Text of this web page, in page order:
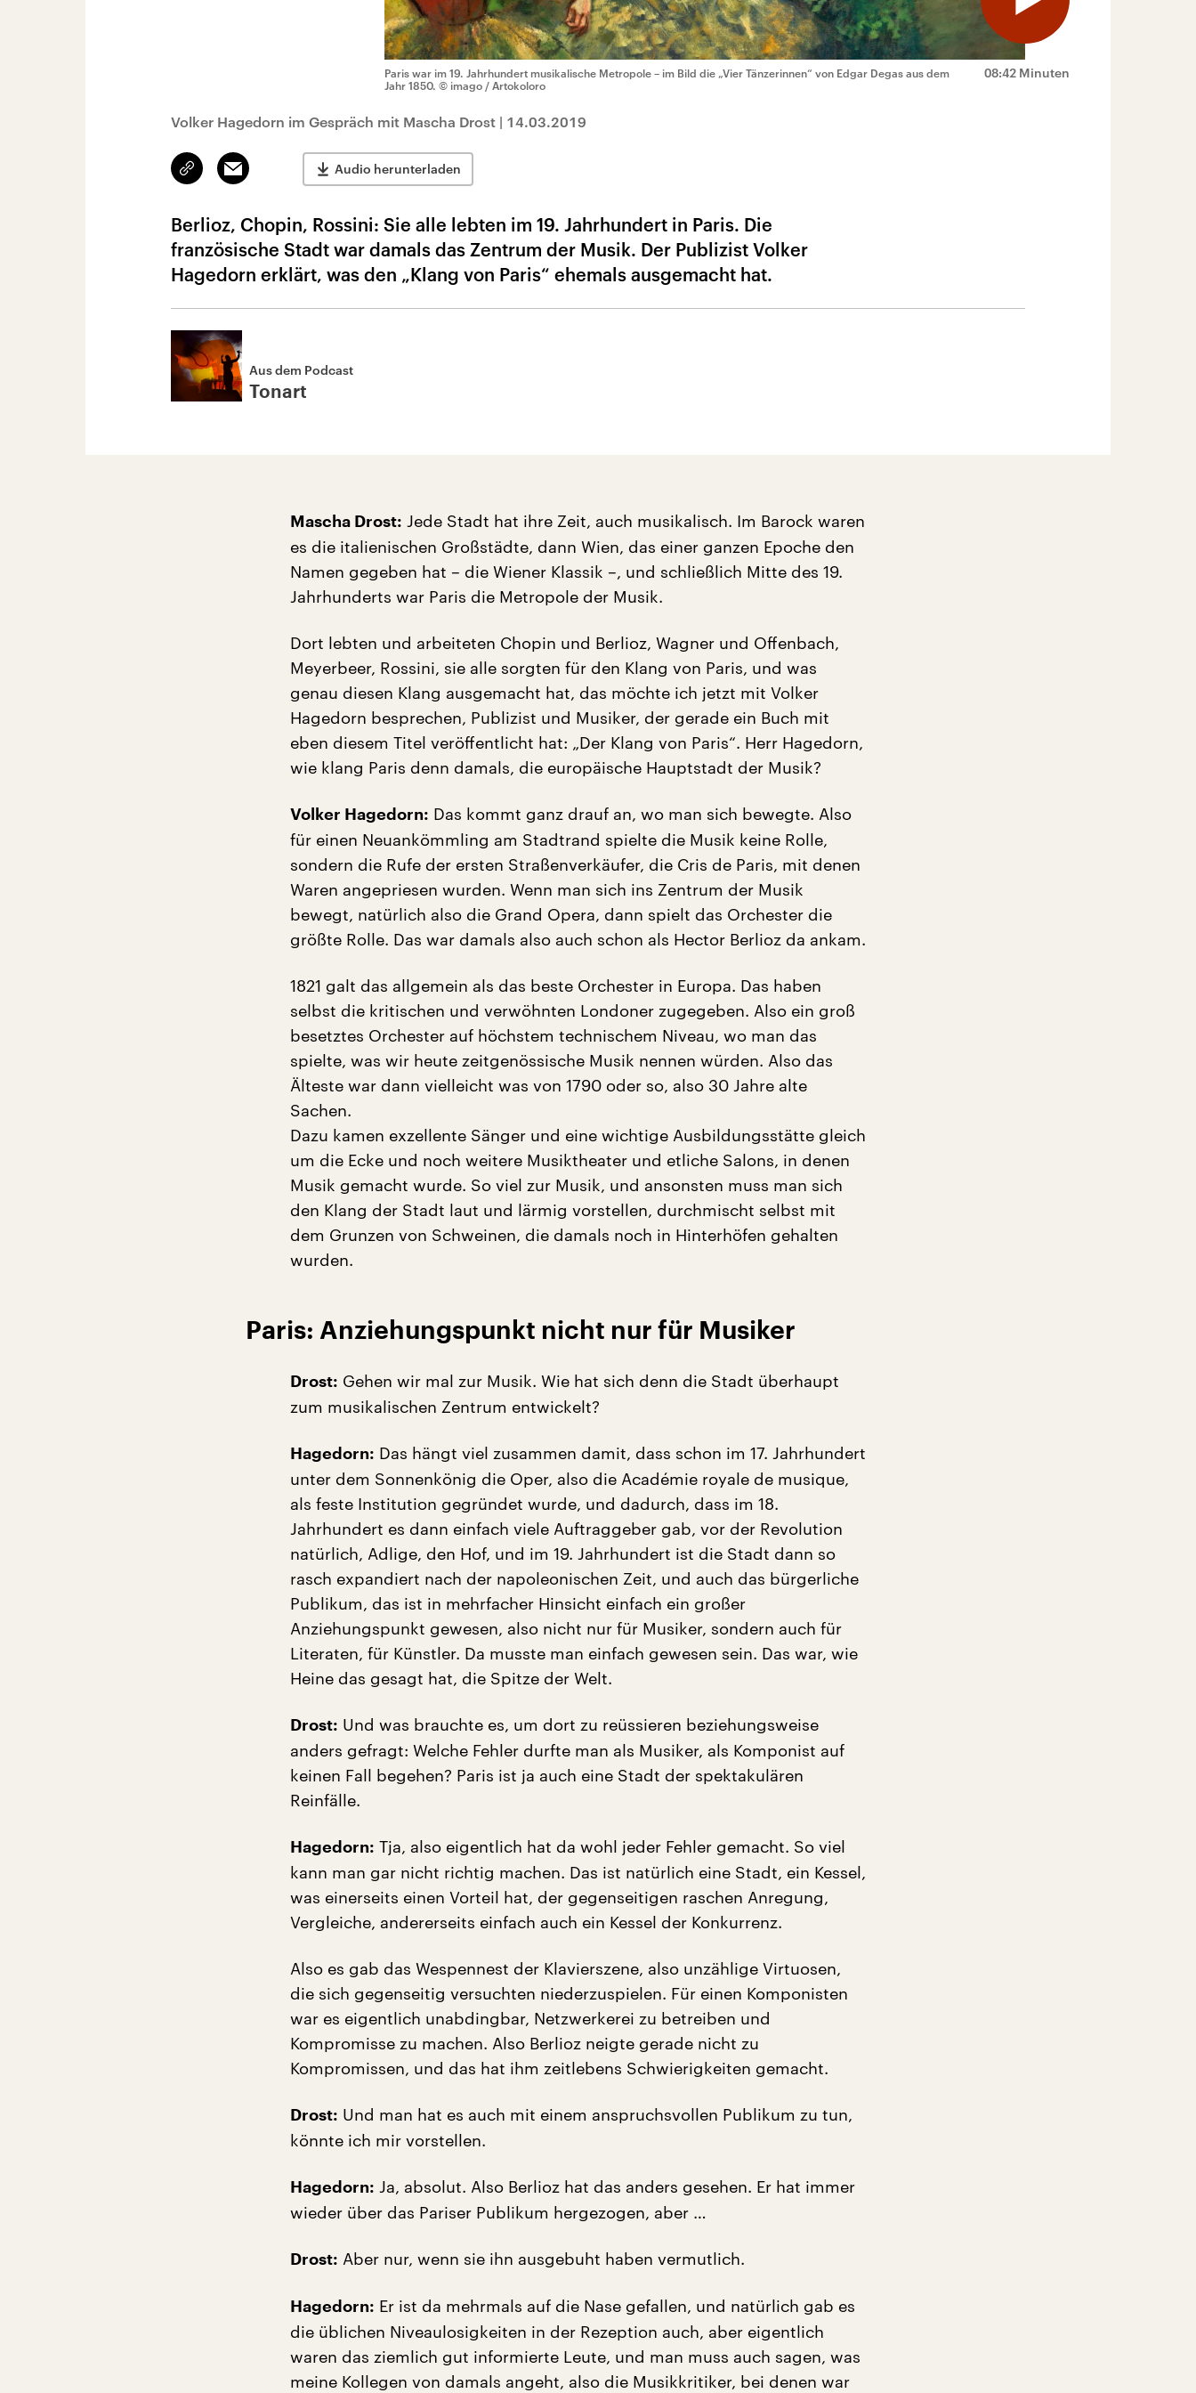
08:42 Minuten
Paris war im 19. Jahrhundert musikalische Metropole – im Bild die „Vier Tänzerinnen“ von Edgar Degas aus dem
Jahr 1850. © imago / Artokoloro
Volker Hagedorn im Gespräch mit Mascha Drost | 14.03.2019
Link
kopieren/teilen
Email Audio herunterladen
Berlioz, Chopin, Rossini: Sie alle lebten im 19. Jahrhundert in Paris. Die
französische Stadt war damals das Zentrum der Musik. Der Publizist Volker
Hagedorn erklärt, was den „Klang von Paris“ ehemals ausgemacht hat.
Aus dem Podcast
Tonart
Mascha Drost: Jede Stadt hat ihre Zeit, auch musikalisch. Im Barock waren
es die italienischen Großstädte, dann Wien, das einer ganzen Epoche den
Namen gegeben hat – die Wiener Klassik –, und schließlich Mitte des 19.
Jahrhunderts war Paris die Metropole der Musik.
Dort lebten und arbeiteten Chopin und Berlioz, Wagner und Offenbach,
Meyerbeer, Rossini, sie alle sorgten für den Klang von Paris, und was
genau diesen Klang ausgemacht hat, das möchte ich jetzt mit Volker
Hagedorn besprechen, Publizist und Musiker, der gerade ein Buch mit
eben diesem Titel veröffentlicht hat: „Der Klang von Paris“. Herr Hagedorn,
wie klang Paris denn damals, die europäische Hauptstadt der Musik?
Volker Hagedorn: Das kommt ganz drauf an, wo man sich bewegte. Also
für einen Neuankömmling am Stadtrand spielte die Musik keine Rolle,
sondern die Rufe der ersten Straßenverkäufer, die Cris de Paris, mit denen
Waren angepriesen wurden. Wenn man sich ins Zentrum der Musik
bewegt, natürlich also die Grand Opera, dann spielt das Orchester die
größte Rolle. Das war damals also auch schon als Hector Berlioz da ankam.
1821 galt das allgemein als das beste Orchester in Europa. Das haben
selbst die kritischen und verwöhnten Londoner zugegeben. Also ein groß
besetztes Orchester auf höchstem technischem Niveau, wo man das
spielte, was wir heute zeitgenössische Musik nennen würden. Also das
Älteste war dann vielleicht was von 1790 oder so, also 30 Jahre alte
Sachen.
Dazu kamen exzellente Sänger und eine wichtige Ausbildungsstätte gleich
um die Ecke und noch weitere Musiktheater und etliche Salons, in denen
Musik gemacht wurde. So viel zur Musik, und ansonsten muss man sich
den Klang der Stadt laut und lärmig vorstellen, durchmischt selbst mit
dem Grunzen von Schweinen, die damals noch in Hinterhöfen gehalten
wurden.
Paris: Anziehungspunkt nicht nur für Musiker
Drost: Gehen wir mal zur Musik. Wie hat sich denn die Stadt überhaupt
zum musikalischen Zentrum entwickelt?
Hagedorn: Das hängt viel zusammen damit, dass schon im 17. Jahrhundert
unter dem Sonnenkönig die Oper, also die Académie royale de musique,
als feste Institution gegründet wurde, und dadurch, dass im 18.
Jahrhundert es dann einfach viele Auftraggeber gab, vor der Revolution
natürlich, Adlige, den Hof, und im 19. Jahrhundert ist die Stadt dann so
rasch expandiert nach der napoleonischen Zeit, und auch das bürgerliche
Publikum, das ist in mehrfacher Hinsicht einfach ein großer
Anziehungspunkt gewesen, also nicht nur für Musiker, sondern auch für
Literaten, für Künstler. Da musste man einfach gewesen sein. Das war, wie
Heine das gesagt hat, die Spitze der Welt.
Drost: Und was brauchte es, um dort zu reüssieren beziehungsweise
anders gefragt: Welche Fehler durfte man als Musiker, als Komponist auf
keinen Fall begehen? Paris ist ja auch eine Stadt der spektakulären
Reinfälle.
Hagedorn: Tja, also eigentlich hat da wohl jeder Fehler gemacht. So viel
kann man gar nicht richtig machen. Das ist natürlich eine Stadt, ein Kessel,
was einerseits einen Vorteil hat, der gegenseitigen raschen Anregung,
Vergleiche, andererseits einfach auch ein Kessel der Konkurrenz.
Also es gab das Wespennest der Klavierszene, also unzählige Virtuosen,
die sich gegenseitig versuchten niederzuspielen. Für einen Komponisten
war es eigentlich unabdingbar, Netzwerkerei zu betreiben und
Kompromisse zu machen. Also Berlioz neigte gerade nicht zu
Kompromissen, und das hat ihm zeitlebens Schwierigkeiten gemacht.
Drost: Und man hat es auch mit einem anspruchsvollen Publikum zu tun,
könnte ich mir vorstellen.
Hagedorn: Ja, absolut. Also Berlioz hat das anders gesehen. Er hat immer
wieder über das Pariser Publikum hergezogen, aber …
Drost: Aber nur, wenn sie ihn ausgebuht haben vermutlich.
Hagedorn: Er ist da mehrmals auf die Nase gefallen, und natürlich gab es
die üblichen Niveaulosigkeiten in der Rezeption auch, aber eigentlich
waren das ziemlich gut informierte Leute, und man muss auch sagen, was
meine Kollegen von damals angeht, also die Musikkritiker, bei denen war